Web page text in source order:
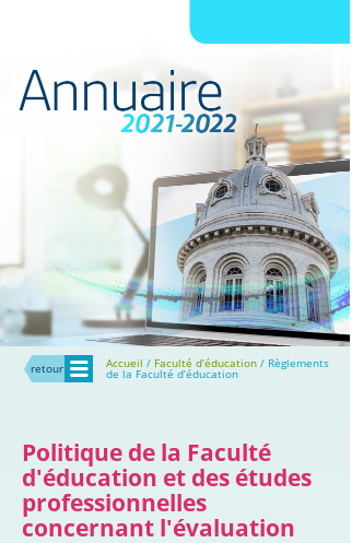
retour Menu Accueil / Faculté d’éducation / Règlements
de la Faculté d’éducation
Politique de la Faculté
d'éducation et des études
professionnelles
concernant l'évaluation